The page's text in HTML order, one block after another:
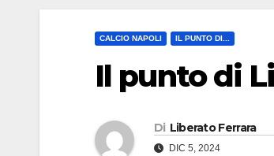
CALCIO NAPOLI IL PUNTO DI...
Il punto di
Di Liberato Ferrara
DIC 5, 2024